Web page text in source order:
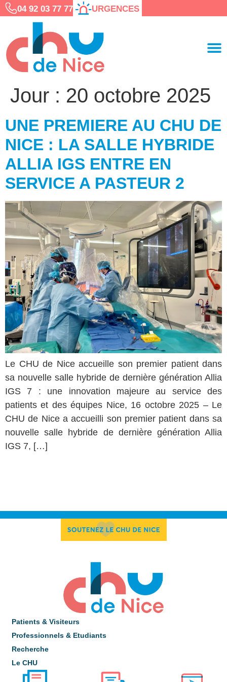
04 92 03 77 77 URGENCES
Jour : 20 octobre 2025
UNE PREMIERE AU CHU DE
NICE : LA SALLE HYBRIDE
ALLIA IGS ENTRE EN
SERVICE A PASTEUR 2
Le CHU de Nice accueille son premier patient dans
sa nouvelle salle hybride de dernière génération Allia
IGS 7 : une innovation majeure au service des
patients et des équipes Nice, 16 octobre 2025 – Le
CHU de Nice a accueilli son premier patient dans sa
nouvelle salle hybride de dernière génération Allia
IGS 7, […]
Patients & Visiteurs
Professionnels & Etudiants
Recherche
Le CHU